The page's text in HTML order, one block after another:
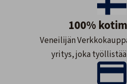
100%
Veneilijän
yritys, joka